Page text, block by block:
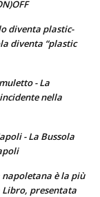
diventa plastic-
diventa “plastic
- La
nella
- La Bussola
napoletana è la più
presentata